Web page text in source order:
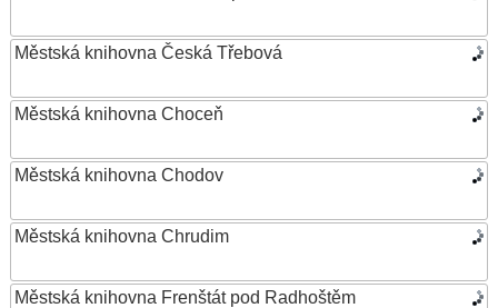
Městská knihovna Česká Třebová
Městská knihovna Choceň
Městská knihovna Chodov
Městská knihovna Chrudim
Městská knihovna Frenštát pod Radhoštěm